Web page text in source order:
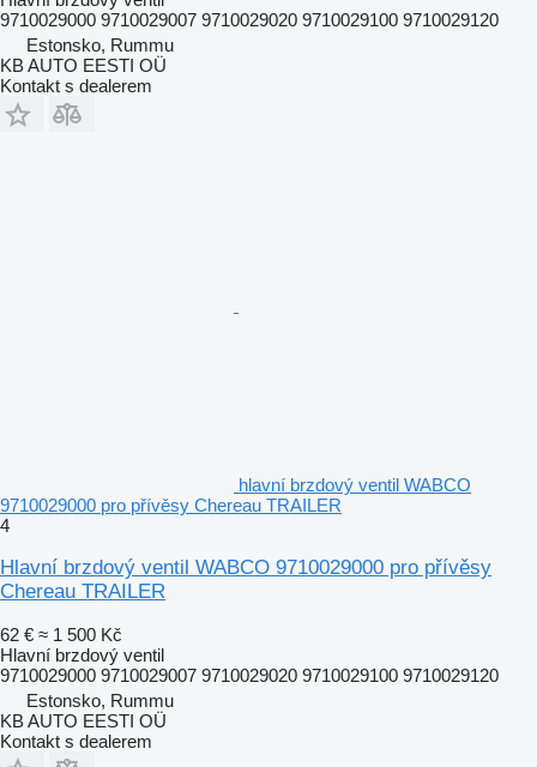
9710029000 9710029007 9710029020 9710029100 9710029120
Estonsko, Rummu
KB AUTO EESTI OÜ
Kontakt s dealerem
hlavní brzdový ventil WABCO
9710029000 pro přívěsy Chereau TRAILER
4
Hlavní brzdový ventil WABCO 9710029000 pro přívěsy
Chereau TRAILER
62 € ≈ 1 500 Kč
Hlavní brzdový ventil
9710029000 9710029007 9710029020 9710029100 9710029120
Estonsko, Rummu
KB AUTO EESTI OÜ
Kontakt s dealerem